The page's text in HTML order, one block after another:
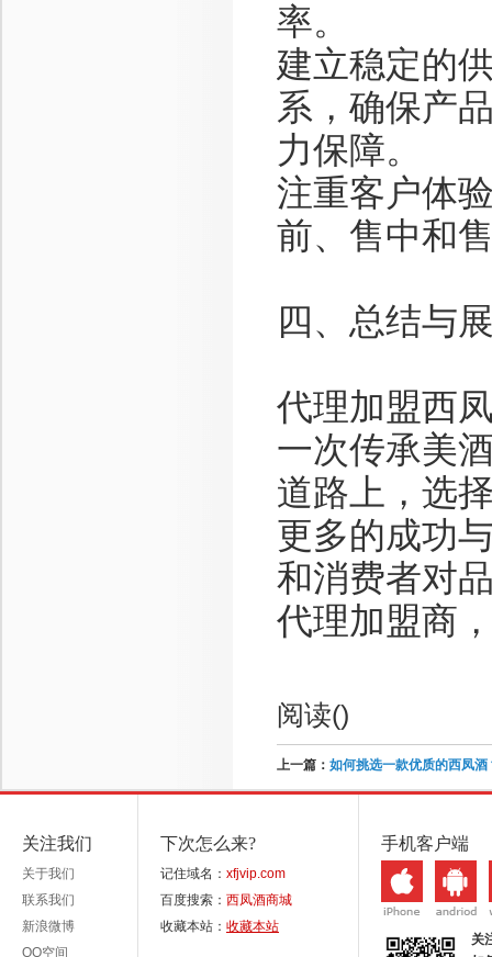
率。
建立稳定的
系，确保产
力保障。
注重客户体
前、售中和
四、总结与
代理加盟西
一次传承美
道路上，选
更多的成功
和消费者对
代理加盟商
阅读()
上一篇： 如何挑选一款优质的西凤
关注我们
关于我们
联系我们
新浪微博
QQ空间
下次怎么来?
记住域名： xfjvip.com
百度搜索： 西凤酒商城
收藏本站： 收藏本站
手机客户端
关